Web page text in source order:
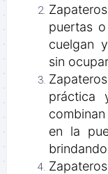
puertas
cuelgan
sin
práctica
en la